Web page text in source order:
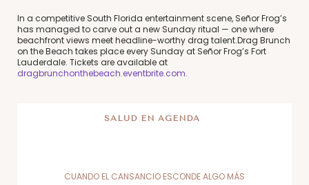
In a competitive South Florida entertainment scene, Señor Frog’s
has managed to carve out a new Sunday ritual — one where
beachfront views meet headline-worthy drag talent.Drag Brunch
on the Beach takes place every Sunday at Señor Frog’s Fort
Lauderdale. Tickets are available at
dragbrunchonthebeach.eventbrite.com.
SALUD EN AGENDA
CUANDO EL CANSANCIO ESCONDE ALGO MÁS